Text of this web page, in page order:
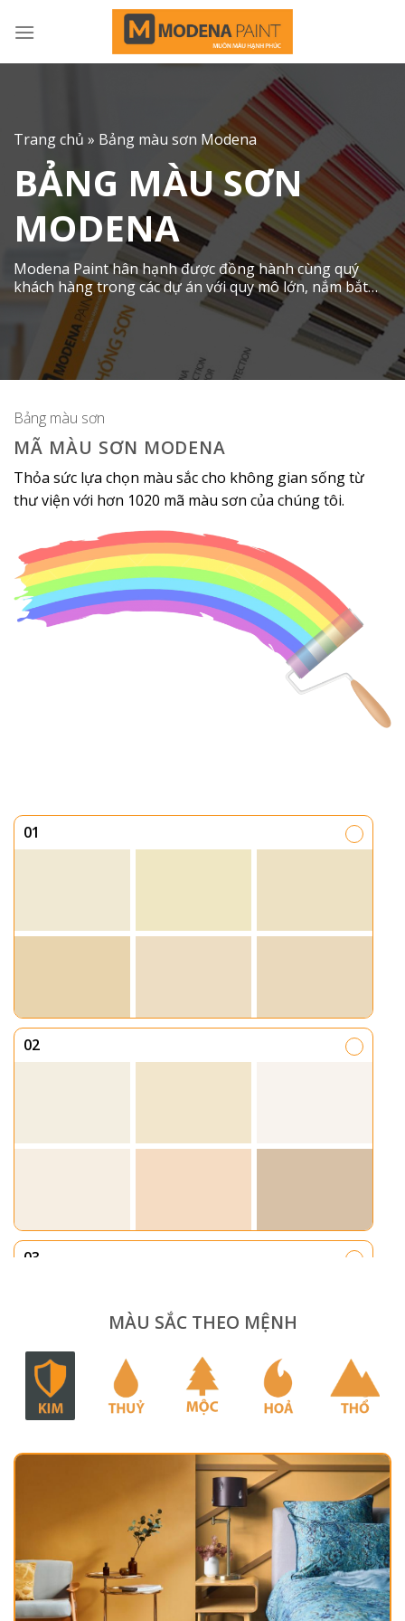
Trang chủ » Bảng màu sơn Modena
BẢNG MÀU SƠN
MODENA
Modena Paint hân hạnh được đồng hành cùng quý
khách hàng trong các dự án với quy mô lớn, nắm bắt
kịp xu hướng hiện đại và sang trọng.
01
02
03
Bảng màu sơn
MÃ MÀU SƠN MODENA
Thỏa sức lựa chọn màu sắc cho không gian sống từ
thư viện với hơn 1020 mã màu sơn của chúng tôi.
MÀU SẮC THEO MỆNH